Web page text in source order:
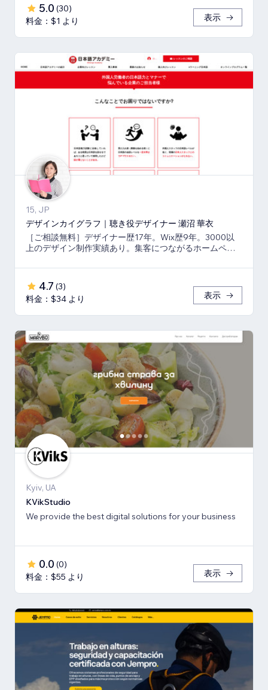
5.0 (30)
料金：$1 より
表示
15, JP
デザインカイグラフ｜聴き役デザイナー 瀬沼 華衣
［ご相談無料］デザイナー歴17年。Wix歴9年。3000以
上のデザイン制作実績あり。集客につながるホームペー
4.7 (3)
料金：$34 より
表示
Kyiv, UA
KVikStudio
We provide the best digital solutions for your business
0.0 (0)
料金：$55 より
表示